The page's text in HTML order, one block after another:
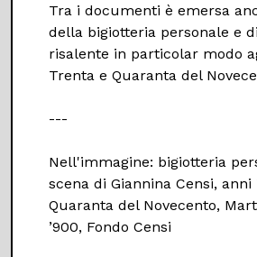
Tra i documenti è emersa
della bigiotteria personale e
risalente in particolar modo
Trenta e Quaranta del
---
Nell'immagine: bigiotteria
scena di Giannina Censi,
Quaranta del Novecento,
’900, Fondo Censi